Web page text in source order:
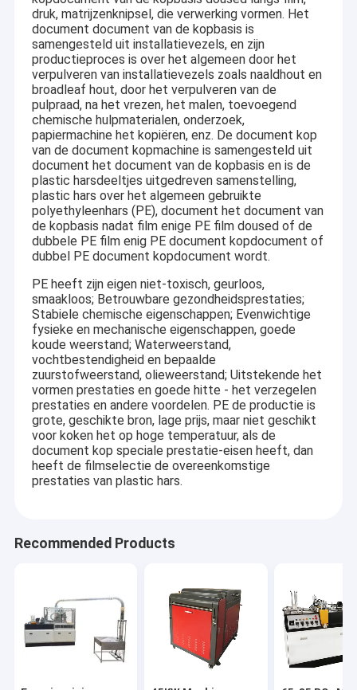
druk, matrijzenknipsel, die verwerking vormen. Het
document document van de kopbasis is
samengesteld uit installatievezels, en zijn
productieproces is over het algemeen door het
verpulveren van installatievezels zoals naaldhout en
broadleaf hout, door het verpulveren van de
pulpraad, na het vrezen, het malen, toevoegend
chemische hulpmaterialen, onderzoek,
papiermachine het kopiëren, enz. De document kop
van de document kopmachine is samengesteld uit
document het document van de kopbasis en is de
plastic harsdeeltjes uitgedreven samenstelling,
plastic hars over het algemeen gebruikte
polyethyleenhars (PE), document het document van
de kopbasis nadat film enige PE film doused of de
dubbele PE film enig PE document kopdocument of
dubbel PE document kopdocument wordt.
PE heeft zijn eigen niet-toxisch, geurloos,
smaakloos; Betrouwbare gezondheidsprestaties;
Stabiele chemische eigenschappen; Evenwichtige
fysieke en mechanische eigenschappen, goede
koude weerstand; Waterweerstand,
vochtbestendigheid en bepaalde
zuurstofweerstand, olieweerstand; Uitstekende het
vormen prestaties en goede hitte - het verzegelen
prestaties en andere voordelen. PE de productie is
grote, geschikte bron, lage prijs, maar niet geschikt
voor koken het op hoge temperatuur, als de
document kop speciale prestatie-eisen heeft, dan
heeft de filmselectie de overeenkomstige
prestaties van plastic hars.
Recommended Products